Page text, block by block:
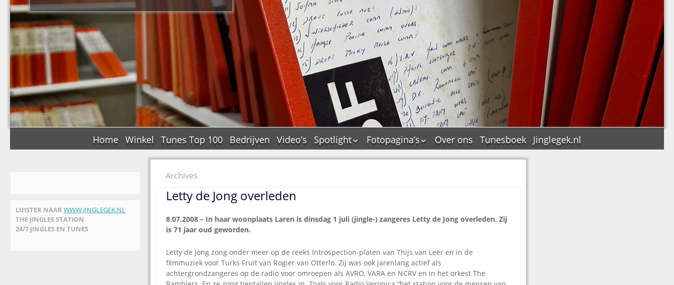
Home Winkel Tunes Top 100 Bedrijven Video’s
Spotlight
De Tourflitsjingle –
De Tourtune
Ferry Maat interview
Jingle Awards
Jingle NIEUW
Fotopagina’s
JAM in pictures
Top Format in
Dik Voormekaar in
foto’s
Over ons Tunesboek Jinglegek.nl
LUISTER NAAR WWW.JINGLEGEK.NL
THE JINGLES STATION
24/7 JINGLES EN TUNES
Archives
Letty de Jong overleden
8.07.2008 – In haar woonplaats Laren is dinsdag 1 juli (jingle-) zangeres Letty de Jong overleden. Zij
is 71 jaar oud geworden.
Letty de Jong zong onder meer op de reeks Introspection-platen van Thijs van Leer en in de
filmmuziek voor Turks Fruit van Rogier van Otterlo. Zij was ook jarenlang actief als
achtergrondzangeres op de radio voor omroepen als AVRO, VARA en NCRV en in het orkest The